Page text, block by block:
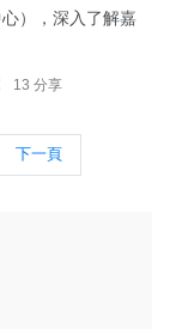
），深入了解嘉
13 分享
下一頁